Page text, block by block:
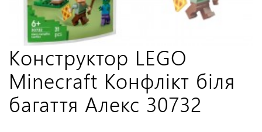
Конструктор LEGO
Minecraft Конфлікт біля
багаття Алекс 30732